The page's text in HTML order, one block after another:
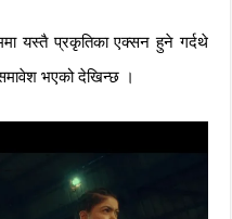
यस्तै प्रकृतिका एक्सन हुने गर्दथे
भएको देखिन्छ ।